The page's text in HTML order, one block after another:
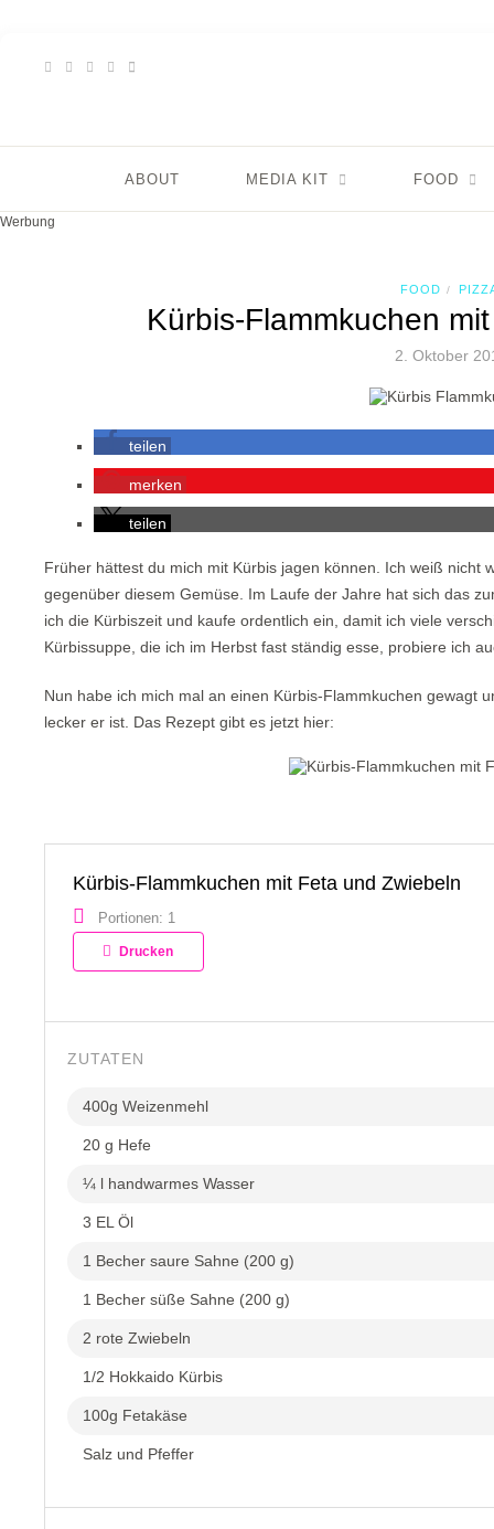
ABOUT MEDIA KIT FOOD
Werbung
FOOD /
Kürbis-Flammkuchen
2. Oktober
teilen
merken
teilen
Früher hättest du mich mit Kürbis jagen können. Ich weiß nicht
gegenüber diesem Gemüse. Im Laufe der Jahre hat sich das
ich die Kürbiszeit und kaufe ordentlich ein, damit ich viele
Kürbissuppe, die ich im Herbst fast ständig esse, probiere ich
Nun habe ich mich mal an einen Kürbis-Flammkuchen gewagt
lecker er ist. Das Rezept gibt es jetzt hier:
Kürbis-Flammkuchen mit Feta und Zwiebeln
Portionen: 1
Drucken
ZUTATEN
400g Weizenmehl
20 g Hefe
¼ l handwarmes Wasser
3 EL Öl
1 Becher saure Sahne (200 g)
1 Becher süße Sahne (200 g)
2 rote Zwiebeln
1/2 Hokkaido Kürbis
100g Fetakäse
Salz und Pfeffer